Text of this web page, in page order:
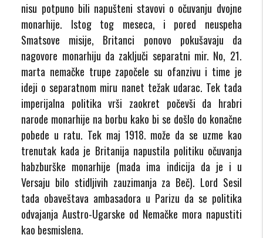
nisu potpuno bili napušteni stavovi o očuvanju dvojne
monarhije. Istog tog meseca, i pored neuspeha
Smatsove misije, Britanci ponovo pokušavaju da
nagovore monarhiju da zaključi separatni mir. No, 21.
marta nemačke trupe započele su ofanzivu i time je
ideji o separatnom miru nanet težak udarac. Tek tada
imperijalna politika vrši zaokret počevši da hrabri
narode monarhije na borbu kako bi se došlo do konačne
pobede u ratu. Tek maj 1918. može da se uzme kao
trenutak kada je Britanija napustila politiku očuvanja
habzburške monarhije (mada ima indicija da je i u
Versaju bilo stidljivih zauzimanja za Beč). Lord Sesil
tada obaveštava ambasadora u Parizu da se politika
odvajanja Austro-Ugarske od Nemačke mora napustiti
kao besmislena.